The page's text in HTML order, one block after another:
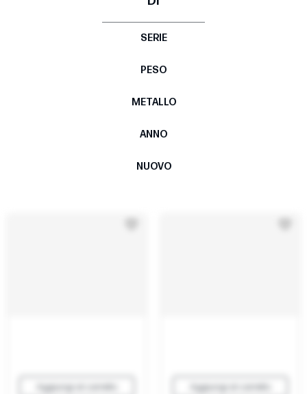
SERIE
PESO
METALLO
ANNO
NUOVO
Aggiungi al carrello Aggiungi al carrello